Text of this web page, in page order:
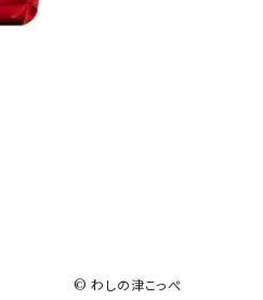
© わしの津こっぺ